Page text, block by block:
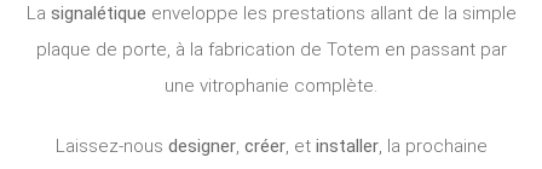
La signalétique enveloppe les prestations allant de la simple
plaque de porte, à la fabrication de Totem en passant par
une vitrophanie complète.
Laissez-nous designer, créer, et installer, la prochaine